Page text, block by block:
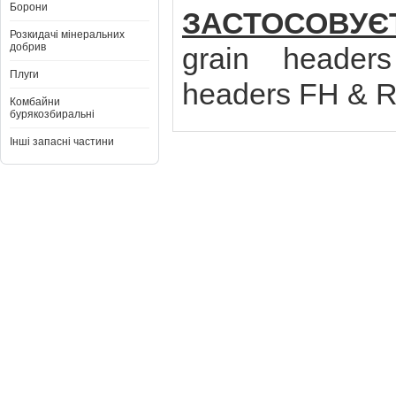
Борони
Розкидачі мінеральних
добрив
Плуги
Комбайни
бурякозбиральні
Інші запасні частини
grain
headers FH &